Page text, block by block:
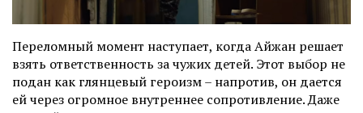
Переломный момент наступает, когда Айжан решает
взять ответственность за чужих детей. Этот выбор не
подан как глянцевый героизм– напротив, он дается
ей через огромное внутреннее сопротивление. Даже